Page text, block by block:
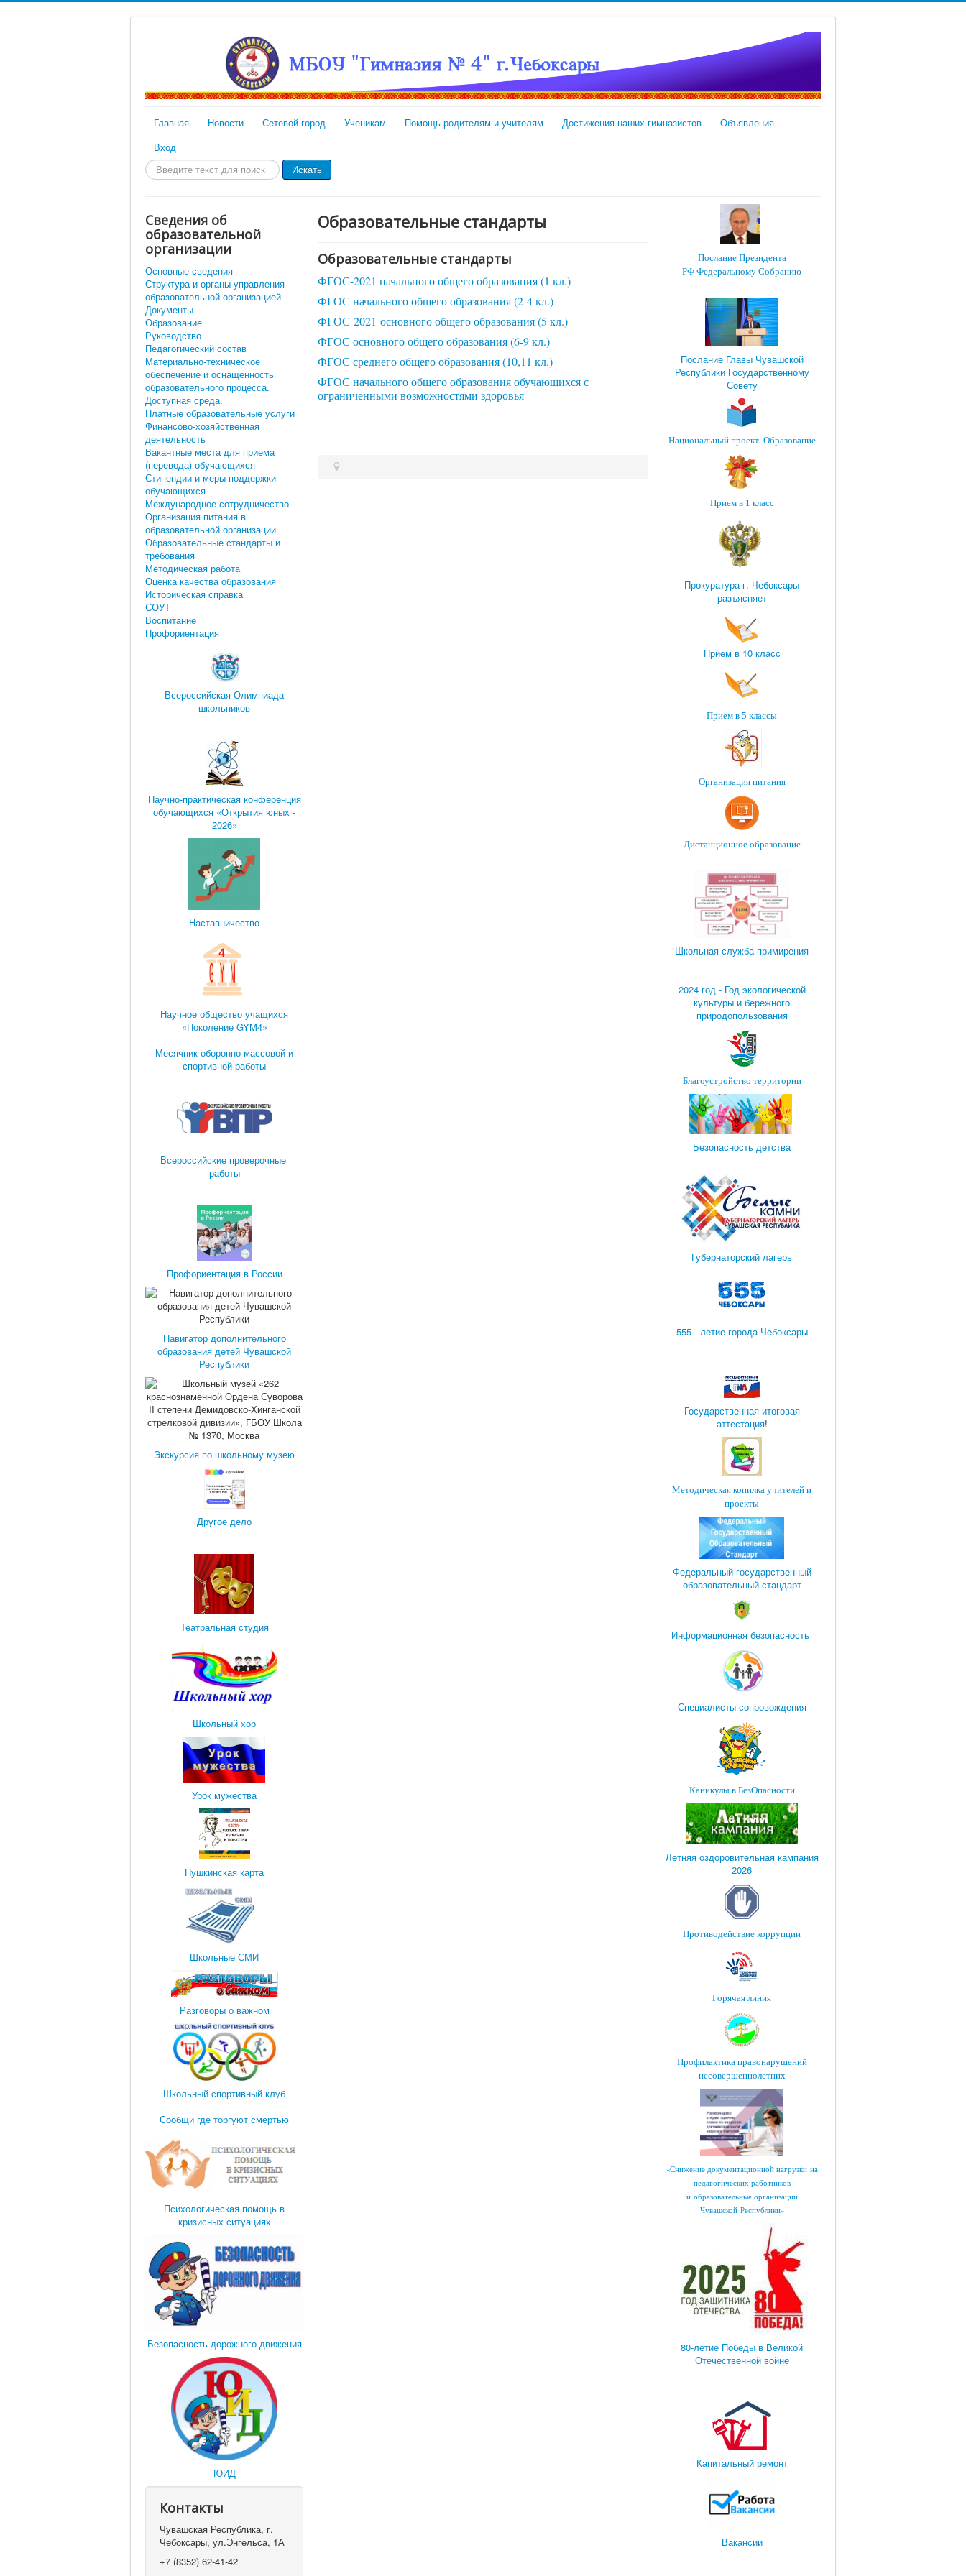
Главная Новости Сетевой город Ученикам Помощь родителям и учителям Достижения наших гимназистов
Объявления
Вход
Искать...
Искать
Сведения об
образовательной
организации
Основные сведения
Структура и органы управления
образовательной организацией
Документы
Образование
Руководство
Педагогический состав
Материально-техническое
обеспечение и оснащенность
образовательного процесса.
Доступная среда.
Платные образовательные услуги
Финансово-хозяйственная
деятельность
Вакантные места для приема
(перевода) обучающихся
Стипендии и меры поддержки
обучающихся
Международное сотрудничество
Организация питания в
образовательной организации
Образовательные стандарты и
требования
Методическая работа
Оценка качества образования
Историческая справка
СОУТ
Воспитание
Профориентация
Всероссийская Олимпиада
школьников
Научно-практическая конференция
обучающихся «Открытия юных -
2026»
Наставничество
Научное общество учащихся
«Поколение GYM4»
Месячник оборонно-массовой и
спортивной работы
Всероссийские проверочные
работы
Профориентация в России
Навигатор дополнительного
образования детей Чувашской
Республики
Экскурсия по школьному музею
Другое дело
Театральная студия
Школьный хор
Урок мужества
Пушкинская карта
Школьные СМИ
Разговоры о важном
Школьный спортивный клуб
Сообщи где торгуют смертью
Психологическая помощь в
кризисных ситуациях
Безопасность дорожного движения
ЮИД
Контакты
Чувашская Республика, г.
Чебоксары, ул.Энгельса, 1А
+7 (8352) 62-41-42
Образовательные стандарты
Образовательные стандарты
ФГОС-2021 начального общего образования (1 кл.)
ФГОС начального общего образования (2-4 кл.)
ФГОС-2021 основного общего образования (5 кл.)
ФГОС основного общего образования (6-9 кл.)
ФГОС среднего общего образования (10,11 кл.)
ФГОС начального общего образования обучающихся с
ограниченными возможностями здоровья
Послание Президента
РФ Федеральному Собранию
Послание Главы Чувашской
Республики Государственному
Совету
Национальный проект Образование
Прием в 1 класс
Прокуратура г. Чебоксары
разъясняет
Прием в 10 класс
Прием в 5 классы
Организация питания
Дистанционное образование
Школьная служба примирения
2024 год - Год экологической
культуры и бережного
природопользования
Благоустройство территории
Безопасность детства
Губернаторский лагерь
555 - летие города Чебоксары
Государственная итоговая
аттестация!
Методическая копилка учителей и
проекты
Федеральный государственный
образовательный стандарт
Информационная безопасность
Специалисты сопровождения
Каникулы в БезОпасности
Летняя оздоровительная кампания
2026
Противодействие коррупции
Горячая линия
Профилактика правонарушений
несовершеннолетних
«Снижение документационной нагрузки на
педагогических работников
и образовательные организации
Чувашской Республики»
80-летие Победы в Великой
Отечественной войне
Капитальный ремонт
Вакансии